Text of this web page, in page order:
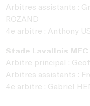
Arbitres assistants :
ROZAND
4e arbitre : Anthony
Stade Lavallois
Arbitre principal :
Arbitres assistants :
4e arbitre : Gabriel